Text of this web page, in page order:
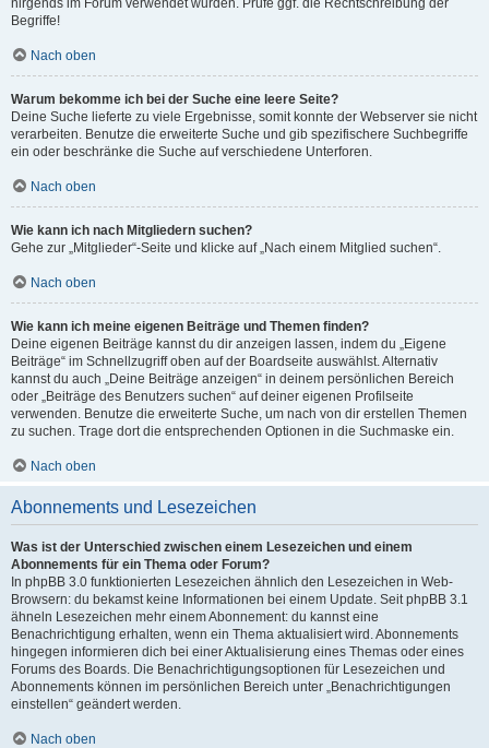
nirgends im Forum verwendet wurden. Prüfe ggf. die Rechtschreibung der
Begriffe!
Nach oben
Warum bekomme ich bei der Suche eine leere Seite?
Deine Suche lieferte zu viele Ergebnisse, somit konnte der Webserver sie nicht
verarbeiten. Benutze die erweiterte Suche und gib spezifischere Suchbegriffe
ein oder beschränke die Suche auf verschiedene Unterforen.
Nach oben
Wie kann ich nach Mitgliedern suchen?
Gehe zur „Mitglieder“-Seite und klicke auf „Nach einem Mitglied suchen“.
Nach oben
Wie kann ich meine eigenen Beiträge und Themen finden?
Deine eigenen Beiträge kannst du dir anzeigen lassen, indem du „Eigene
Beiträge“ im Schnellzugriff oben auf der Boardseite auswählst. Alternativ
kannst du auch „Deine Beiträge anzeigen“ in deinem persönlichen Bereich
oder „Beiträge des Benutzers suchen“ auf deiner eigenen Profilseite
verwenden. Benutze die erweiterte Suche, um nach von dir erstellen Themen
zu suchen. Trage dort die entsprechenden Optionen in die Suchmaske ein.
Nach oben
Abonnements und Lesezeichen
Was ist der Unterschied zwischen einem Lesezeichen und einem
Abonnements für ein Thema oder Forum?
In phpBB 3.0 funktionierten Lesezeichen ähnlich den Lesezeichen in Web-
Browsern: du bekamst keine Informationen bei einem Update. Seit phpBB 3.1
ähneln Lesezeichen mehr einem Abonnement: du kannst eine
Benachrichtigung erhalten, wenn ein Thema aktualisiert wird. Abonnements
hingegen informieren dich bei einer Aktualisierung eines Themas oder eines
Forums des Boards. Die Benachrichtigungsoptionen für Lesezeichen und
Abonnements können im persönlichen Bereich unter „Benachrichtigungen
einstellen“ geändert werden.
Nach oben